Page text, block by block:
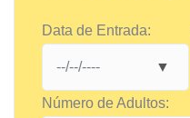
Data de Entrada:
Número de Adultos: